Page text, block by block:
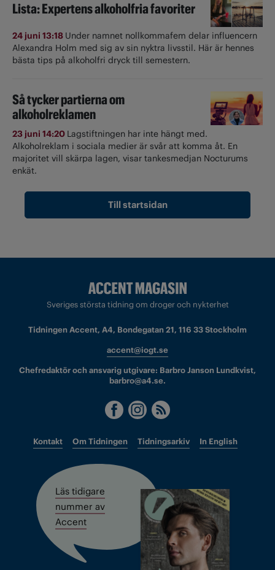
Lista: Expertens alkoholfria favoriter
24 juni 13:18 Under namnet nollkommafem delar influencern
Alexandra Holm med sig av sin nyktra livsstil. Här är hennes
bästa tips på alkoholfri dryck till semestern.
Så tycker partierna om
alkoholreklamen
23 juni 14:20 Lagstiftningen har inte hängt med.
Alkoholreklam i sociala medier är svår att komma åt. En
majoritet vill skärpa lagen, visar tankesmedjan Nocturums
enkät.
Till startsidan
Sveriges största tidning om droger och nykterhet
Tidningen Accent, A4, Bondegatan 21, 116 33 Stockholm
accent@iogt.se
Chefredaktör och ansvarig utgivare: Barbro Janson Lundkvist,
barbro@a4.se.
Kontakt Om Tidningen Tidningsarkiv In English
Läs tidigare
nummer av
Accent